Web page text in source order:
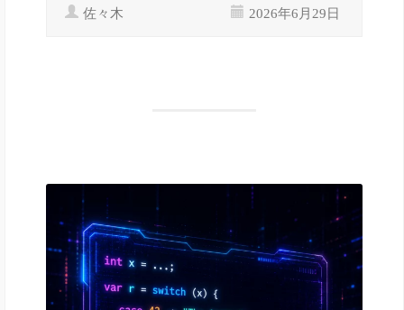
佐々木 2026年6月29日